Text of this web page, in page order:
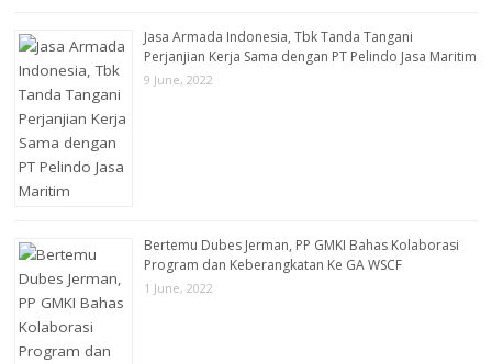
Jasa Armada Indonesia, Tbk Tanda Tangani
Perjanjian Kerja Sama dengan PT Pelindo Jasa Maritim
9 June, 2022
Bertemu Dubes Jerman, PP GMKI Bahas Kolaborasi
Program dan Keberangkatan Ke GA WSCF
1 June, 2022